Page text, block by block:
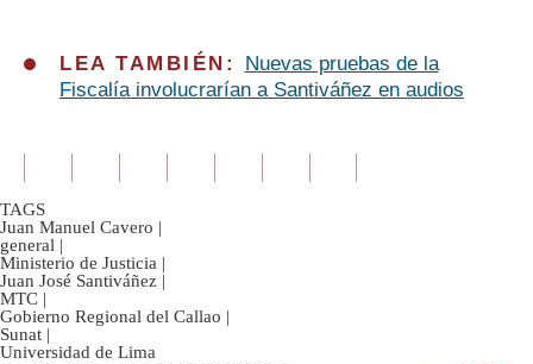
LEA TAMBIÉN:
Nuevas pruebas de la
Fiscalía involucrarían a Santiváñez en audios
TAGS
Juan Manuel Cavero |
general |
Ministerio de Justicia |
Juan José Santiváñez |
MTC |
Gobierno Regional del Callao |
Sunat |
Universidad de Lima